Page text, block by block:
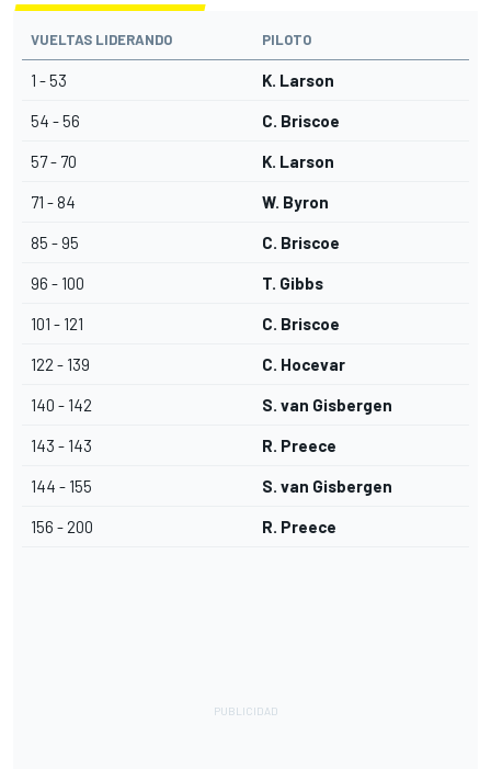
VUELTAS LIDERANDO PILOTO
1 - 53 K. Larson
54 - 56 C. Briscoe
57 - 70 K. Larson
71 - 84 W. Byron
85 - 95 C. Briscoe
96 - 100 T. Gibbs
101 - 121 C. Briscoe
122 - 139 C. Hocevar
140 - 142 S. van Gisbergen
143 - 143 R. Preece
144 - 155 S. van Gisbergen
156 - 200 R. Preece